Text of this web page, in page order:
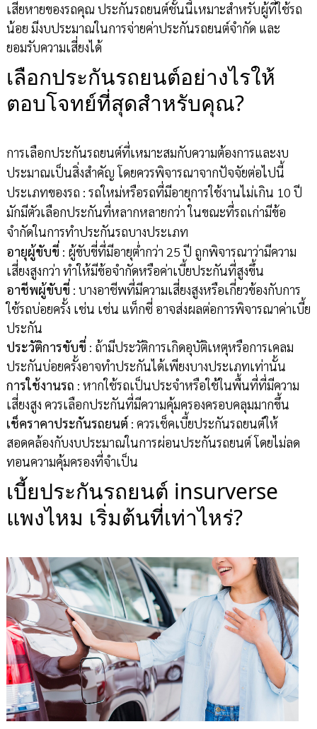
เสียหายของรถคุณ ประกันรถยนต์ชั้นนี้เหมาะสำหรับผู้ที่ใช้รถ
น้อย มีงบประมาณในการจ่ายค่าประกันรถยนต์จำกัด และ
ยอมรับความเสี่ยงได้
เลือกประกันรถยนต์อย่างไรให้
ตอบโจทย์ที่สุดสำหรับคุณ?
การเลือกประกันรถยนต์ที่เหมาะสมกับความต้องการและงบ
ประมาณเป็นสิ่งสำคัญ โดยควรพิจารณาจากปัจจัยต่อไปนี้
ประเภทของรถ : รถใหม่หรือรถที่มีอายุการใช้งานไม่เกิน 10 ปี
มักมีตัวเลือกประกันที่หลากหลายกว่า ในขณะที่รถเก่ามีข้อ
จำกัดในการทำประกันรถบางประเภท
อายุผู้ขับขี่ : ผู้ขับขี่ที่มีอายุต่ำกว่า 25 ปี ถูกพิจารณาว่ามีความ
เสี่ยงสูงกว่า ทำให้มีข้อจำกัดหรือค่าเบี้ยประกันที่สูงขึ้น
อาชีพผู้ขับขี่ : บางอาชีพที่มีความเสี่ยงสูงหรือเกี่ยวข้องกับการ
ใช้รถบ่อยครั้ง เช่น เช่น แท็กซี่ อาจส่งผลต่อการพิจารณาค่าเบี้ย
ประกัน
ประวัติการขับขี่ : ถ้ามีประวัติการเกิดอุบัติเหตุหรือการเคลม
ประกันบ่อยครั้งอาจทำประกันได้เพียงบางประเภทเท่านั้น
การใช้งานรถ : หากใช้รถเป็นประจำหรือใช้ในพื้นที่ที่มีความ
เสี่ยงสูง ควรเลือกประกันที่มีความคุ้มครองครอบคลุมมากขึ้น
เช็คราคาประกันรถยนต์ : ควรเช็คเบี้ยประกันรถยนต์ให้
สอดคล้องกับงบประมาณในการผ่อนประกันรถยนต์ โดยไม่ลด
ทอนความคุ้มครองที่จำเป็น
เบี้ยประกันรถยนต์ insurverse
แพงไหม เริ่มต้นที่เท่าไหร่?